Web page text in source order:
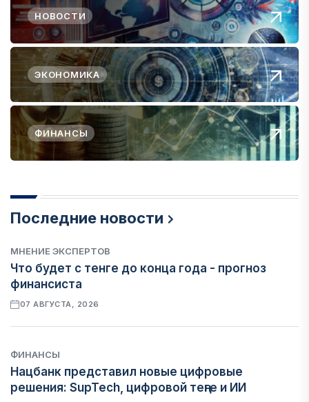
НОВОСТИ
ЭКОНОМИКА
ФИНАНСЫ
Последние новости
МНЕНИЕ ЭКСПЕРТОВ
Что будет с тенге до конца года - прогноз
финансиста
07 АВГУСТА, 2026
ФИНАНСЫ
Нацбанк представил новые цифровые
решения: SupTech, цифровой теңге и ИИ